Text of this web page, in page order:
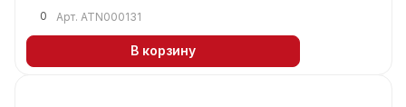
0 Арт. ATN000131
В корзину